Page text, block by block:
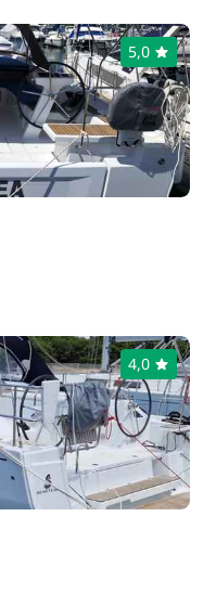
5,0
4,0